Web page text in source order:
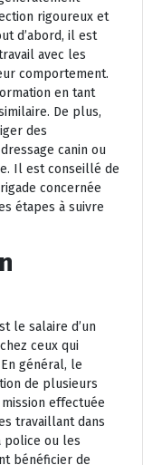
rigoureux et
d’abord, il est
avec les
comportement.
en tant
De plus,
des
canin ou
Il est conseillé de
concernée
étapes à suivre
le salaire d’un
ceux qui
général, le
de plusieurs
effectuée
travaillant dans
police ou les
bénéficier de